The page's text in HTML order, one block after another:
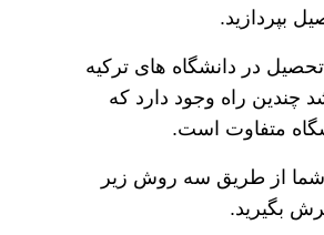
بپردازید.
در دانشگاه های ترکیه
چندین راه وجود دارد که
متفاوت است.
از طریق سه روش زیر
بگیرید.